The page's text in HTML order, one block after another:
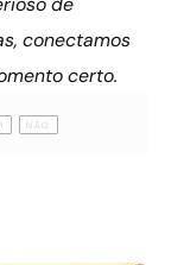
conectamos
certo.
NÃO